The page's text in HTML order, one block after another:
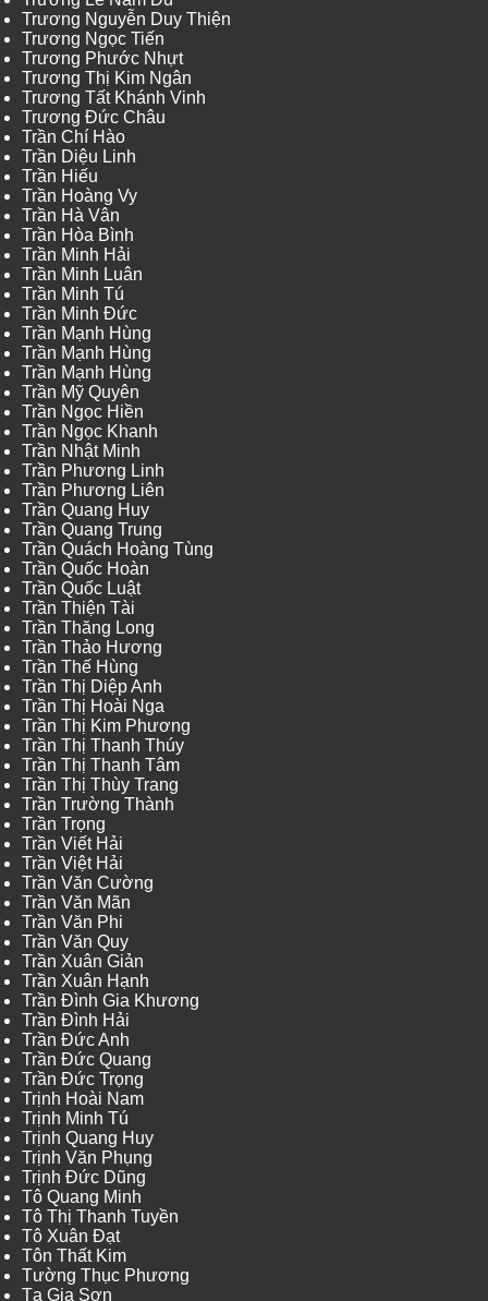
Trương Nguyễn Duy Thiện
Trương Ngọc Tiến
Trương Phước Nhựt
Trương Thị Kim Ngân
Trương Tất Khánh Vinh
Trương Đức Châu
Trần Chí Hào
Trần Diệu Linh
Trần Hiếu
Trần Hoàng Vy
Trần Hà Vân
Trần Hòa Bình
Trần Minh Hải
Trần Minh Luân
Trần Minh Tú
Trần Minh Đức
Trần Mạnh Hùng
Trần Mạnh Hùng
Trần Mạnh Hùng
Trần Mỹ Quyên
Trần Ngọc Hiền
Trần Ngọc Khanh
Trần Nhật Minh
Trần Phương Linh
Trần Phương Liên
Trần Quang Huy
Trần Quang Trung
Trần Quách Hoàng Tùng
Trần Quốc Hoàn
Trần Quốc Luật
Trần Thiện Tài
Trần Thăng Long
Trần Thảo Hương
Trần Thế Hùng
Trần Thị Diệp Anh
Trần Thị Hoài Nga
Trần Thị Kim Phương
Trần Thị Thanh Thúy
Trần Thị Thanh Tâm
Trần Thị Thùy Trang
Trần Trường Thành
Trần Trọng
Trần Viết Hải
Trần Việt Hải
Trần Văn Cường
Trần Văn Mãn
Trần Văn Phi
Trần Văn Quy
Trần Xuân Giản
Trần Xuân Hạnh
Trần Đình Gia Khương
Trần Đình Hải
Trần Đức Anh
Trần Đức Quang
Trần Đức Trọng
Trịnh Hoài Nam
Trịnh Minh Tú
Trịnh Quang Huy
Trịnh Văn Phụng
Trịnh Đức Dũng
Tô Quang Minh
Tô Thị Thanh Tuyền
Tô Xuân Đạt
Tôn Thất Kim
Tường Thục Phương
Tạ Gia Sơn